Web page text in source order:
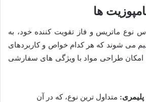
ها
نوع ماتریس و فاز تقویت کننده خود، به
می شوند که هر کدام خواص و کاربردهای
امکان طراحی مواد با ویژگی های سفارشی
پلیمری: متداول ترین نوع، که در آن